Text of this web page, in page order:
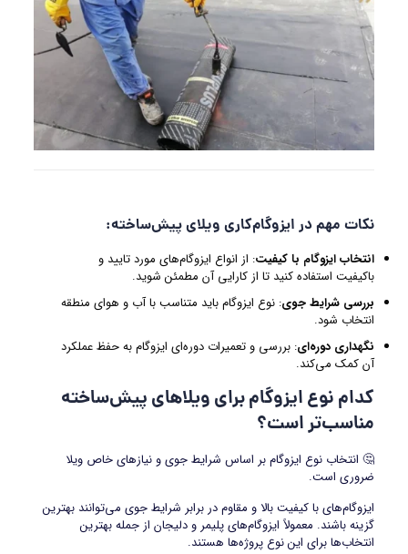
نکات مهم در ایزوگام‌کاری ویلای پیش‌ساخته:
انتخاب ایزوگام با کیفیت: از انواع ایزوگام‌های مورد تایید و
باکیفیت استفاده کنید تا از کارایی آن مطمئن شوید.
بررسی شرایط جوی: نوع ایزوگام باید متناسب با آب و هوای منطقه
انتخاب شود.
نگهداری دوره‌ای: بررسی و تعمیرات دوره‌ای ایزوگام به حفظ عملکرد
آن کمک می‌کند.
کدام نوع ایزوگام برای ویلاهای پیش‌ساخته
مناسب‌تر است؟
🤔 انتخاب نوع ایزوگام بر اساس شرایط جوی و نیازهای خاص ویلا
ضروری است.
ایزوگام‌های با کیفیت بالا و مقاوم در برابر شرایط جوی می‌توانند بهترین
گزینه باشند. معمولاً ایزوگام‌های پلیمر و دلیجان از جمله بهترین
انتخاب‌ها برای این نوع پروژه‌ها هستند.